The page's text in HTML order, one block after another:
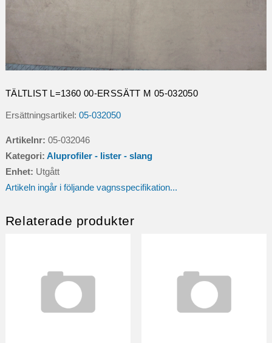
TÄLTLIST L=1360 00-ERSSÄTT M 05-032050
Ersättningsartikel: 05-032050
Artikelnr: 05-032046
Kategori: Aluprofiler - lister - slang
Enhet: Utgått
Artikeln ingår i följande vagnsspecifikation...
Relaterade produkter